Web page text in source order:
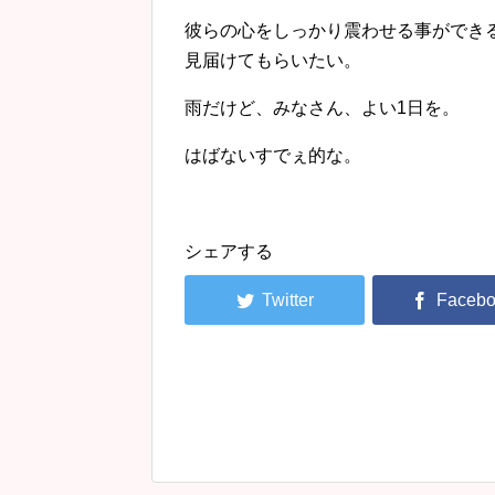
彼らの心をしっかり震わせる事ができ
見届けてもらいたい。
雨だけど、みなさん、よい1日を。
はばないすでぇ的な。
シェアする